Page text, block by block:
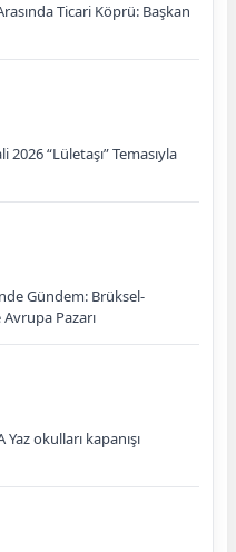
Ticari Köprü: Başkan
2026 “Lületaşı” Temasıyla
Gündem: Brüksel-
Pazarı
okulları kapanışı